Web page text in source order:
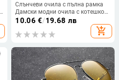
Слънчеви очила с пълна рамка
Дамски модни очила с котешко
око Ретро инженерен дизайн
Улични очила Uv400 Защитни
очила Нови
10.06 €/19.68 лв
add_shopping_cart